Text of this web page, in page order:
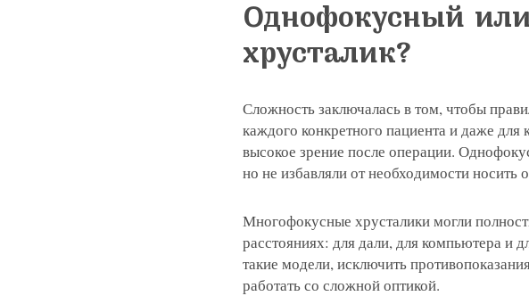
Однофокусный
хрусталик?
Сложность заключалась в том, чтобы
каждого конкретного пациента и даже для
высокое зрение после операции.
но не избавляли от необходимости
Многофокусные хрусталики могли
расстояниях: для дали, для компьютера и
такие модели, исключить
работать со сложной оптикой.